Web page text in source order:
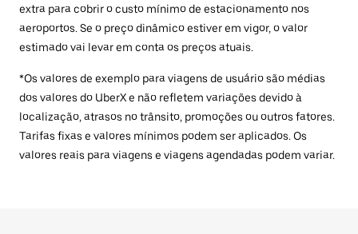
extra para cobrir o custo mínimo de estacionamento nos
aeroportos. Se o preço dinâmico estiver em vigor, o valor
estimado vai levar em conta os preços atuais.
*Os valores de exemplo para viagens de usuário são médias
dos valores do UberX e não refletem variações devido à
localização, atrasos no trânsito, promoções ou outros fatores.
Tarifas fixas e valores mínimos podem ser aplicados. Os
valores reais para viagens e viagens agendadas podem variar.